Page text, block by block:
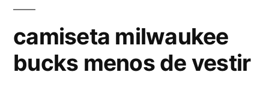
camiseta milwaukee
bucks menos de vestir